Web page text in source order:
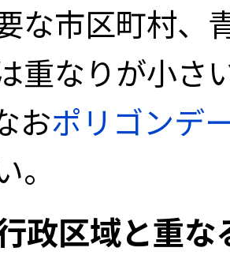
な市区町村、
重なりが小さ
おポリゴンデ
。
政区域と重